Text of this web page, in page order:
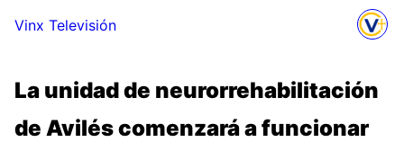
Vinx Televisión
La unidad de neurorrehabilitación
de Avilés comenzará a funcionar